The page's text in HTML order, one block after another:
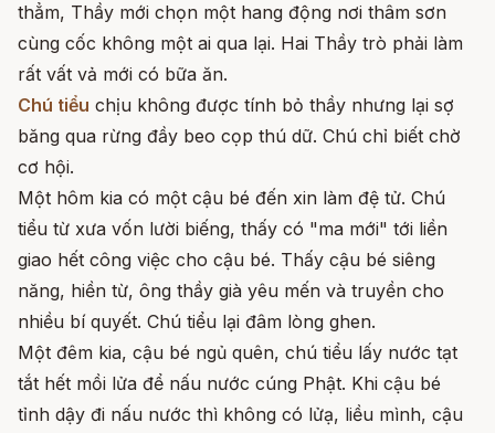
thẳm, Thầy mới chọn một hang động nơi thâm sơn
cùng cốc không một ai qua lại. Hai Thầy trò phải làm
rất vất vả mới có bữa ăn.
Chú tiểu chịu không được tính bỏ thầy nhưng lại sợ
băng qua rừng đầy beo cọp thú dữ. Chú chỉ biết chờ
cơ hội.
Một hôm kia có một cậu bé đến xin làm đệ tử. Chú
tiểu từ xưa vốn lười biếng, thấy có "ma mới" tới liền
giao hết công việc cho cậu bé. Thấy cậu bé siêng
năng, hiền từ, ông thầy già yêu mến và truyền cho
nhiều bí quyết. Chú tiểu lại đâm lòng ghen.
Một đêm kia, cậu bé ngủ quên, chú tiểu lấy nước tạt
tắt hết mồi lửa để nấu nước cúng Phật. Khi cậu bé
tỉnh dậy đi nấu nước thì không có lửạ, liều mình, cậu